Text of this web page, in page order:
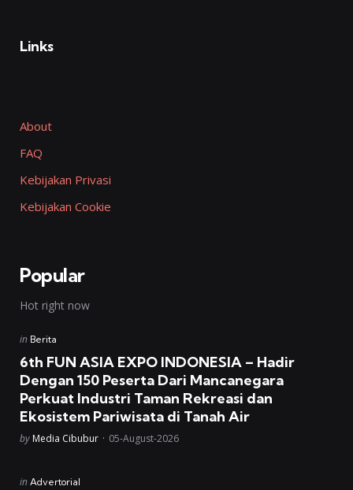
Links
About
FAQ
Kebijakan Privasi
Kebijakan Cookie
Popular
Hot right now
Posted
in Berita
6th FUN ASIA EXPO INDONESIA – Hadir
Dengan 150 Peserta Dari Mancanegara
Perkuat Industri Taman Rekreasi dan
Ekosistem Pariwisata di Tanah Air
Posted
by Media Cibubur 05-August-2026
Posted
in Advertorial